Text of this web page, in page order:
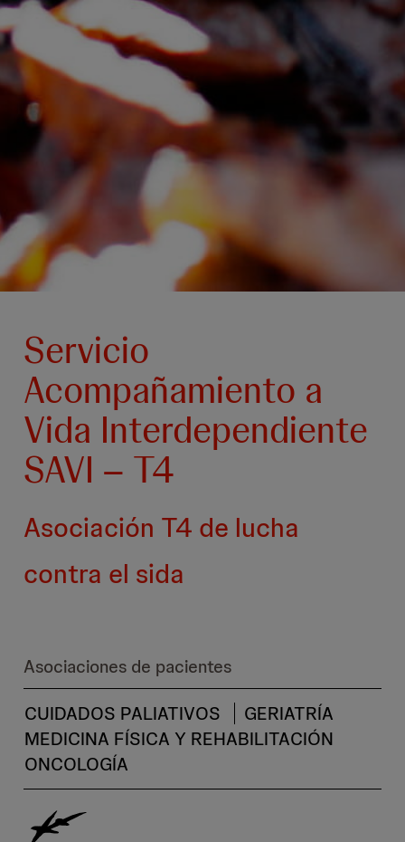
Servicio
Acompañamiento a
Vida Interdependiente
SAVI – T4
Asociación T4 de lucha
contra el sida
Asociaciones de pacientes
CUIDADOS PALIATIVOS
GERIATRÍA
MEDICINA FÍSICA Y REHABILITACIÓN
ONCOLOGÍA